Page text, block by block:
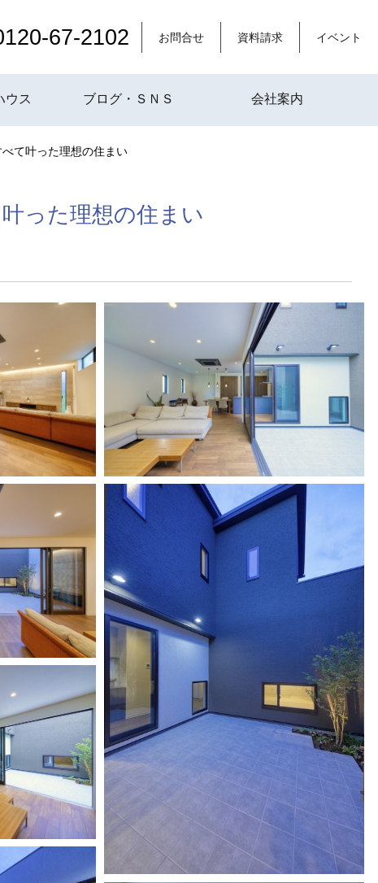
67-2102 お問合せ 資料請求 イベント
ウス ブログ・ＳＮＳ 会社案内
て叶った理想の住まい
った理想の住まい